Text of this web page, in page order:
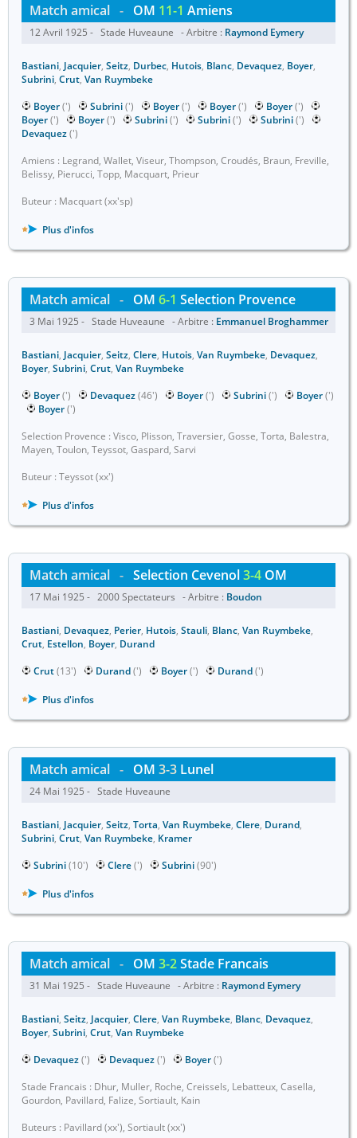
Match amical - OM 11-1 Amiens
12 Avril 1925 - Stade Huveaune - Arbitre : Raymond Eymery
Bastiani, Jacquier, Seitz, Durbec, Hutois, Blanc, Devaquez, Boyer,
Subrini, Crut, Van Ruymbeke
Boyer(') Subrini(') Boyer(') Boyer(') Boyer(')
Boyer(') Boyer(') Subrini(') Subrini(') Subrini(')
Devaquez(')
Amiens : Legrand, Wallet, Viseur, Thompson, Croudés, Braun, Freville,
Belissy, Pierucci, Topp, Macquart, Prieur
Buteur : Macquart (xx'sp)
Plus d'infos
Match amical - OM 6-1 Selection Provence
3 Mai 1925 - Stade Huveaune - Arbitre : Emmanuel Broghammer
Bastiani, Jacquier, Seitz, Clere, Hutois, Van Ruymbeke, Devaquez,
Boyer, Subrini, Crut, Van Ruymbeke
Boyer(') Devaquez(46') Boyer(') Subrini(') Boyer(')
Boyer(')
Selection Provence : Visco, Plisson, Traversier, Gosse, Torta, Balestra,
Mayen, Toulon, Teyssot, Gaspard, Sarvi
Buteur : Teyssot (xx')
Plus d'infos
Match amical - Selection Cevenol3-4 OM
17 Mai 1925 - 2000 Spectateurs - Arbitre : Boudon
Bastiani, Devaquez, Perier, Hutois, Stauli, Blanc, Van Ruymbeke,
Crut, Estellon, Boyer, Durand
Crut(13') Durand(') Boyer(') Durand(')
Plus d'infos
Match amical - OM 3-3 Lunel
24 Mai 1925 - Stade Huveaune
Bastiani, Jacquier, Seitz, Torta, Van Ruymbeke, Clere, Durand,
Subrini, Crut, Van Ruymbeke, Kramer
Subrini(10') Clere(') Subrini(90')
Plus d'infos
Match amical - OM 3-2Stade Francais
31 Mai 1925 - Stade Huveaune - Arbitre : Raymond Eymery
Bastiani, Seitz, Jacquier, Clere, Van Ruymbeke, Blanc, Devaquez,
Boyer, Subrini, Crut, Van Ruymbeke
Devaquez(') Devaquez(') Boyer(')
Stade Francais : Dhur, Muller, Roche, Creissels, Lebatteux, Casella,
Gourdon, Pavillard, Falize, Sortiault, Kain
Buteurs : Pavillard (xx'), Sortiault (xx')